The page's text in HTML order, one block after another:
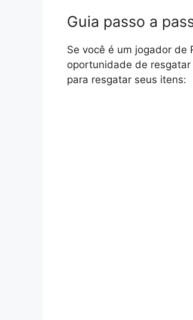
Guia passo a
Se você é um jogador de
oportunidade de
para resgatar seus itens: